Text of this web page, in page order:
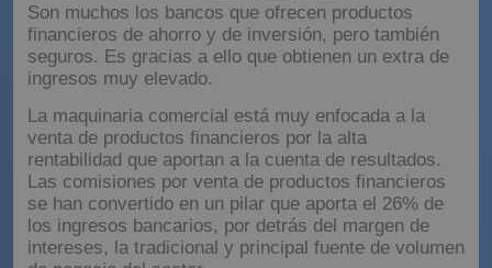
Son muchos los bancos que ofrecen productos
financieros de ahorro y de inversión, pero también
seguros. Es gracias a ello que obtienen un extra de
ingresos muy elevado.
La maquinaria comercial está muy enfocada a la
venta de productos financieros por la alta
rentabilidad que aportan a la cuenta de resultados.
Las comisiones por venta de productos financieros
se han convertido en un pilar que aporta el 26% de
los ingresos bancarios, por detrás del margen de
intereses, la tradicional y principal fuente de volumen